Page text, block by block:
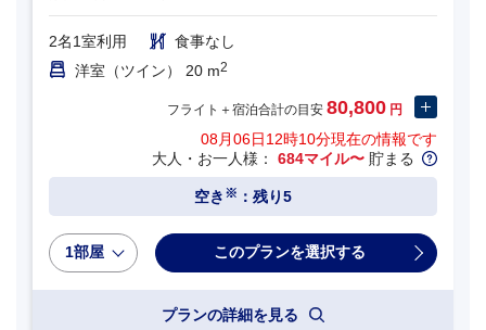
2名1室利用
食事なし
洋室（ツイン） 20 m2
フライト＋宿泊合計の目安 80,800 円
08月06日12時10分現在の情報です
大人・お一人様： 684マイル〜 貯まる
空き ※ ：残り5
1部屋
プランの詳細を見る